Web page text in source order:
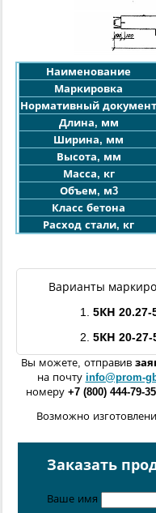
Наименование
Маркировка
Нормативный документ
Длина, мм
Ширина, мм
Высота, мм
Масса, кг
Объем, м3
Класс бетона
Расход стали, кг
Варианты
1. 5КН 20.27-
2. 5КН 20-27-
Вы можете, отправив
на почту info@prom-
номеру +7 (800) 444-79-35
Возможно
расположенных в
Заказать
Ваше имя